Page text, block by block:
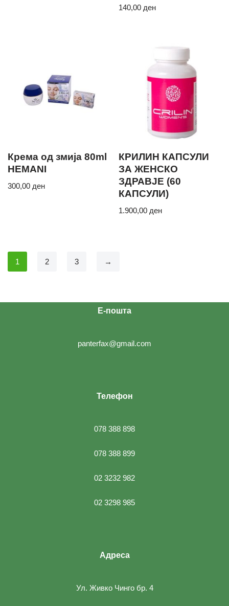
140,00 ден
Крема од змија 80ml
HEMANI
300,00 ден
КРИЛИН КАПСУЛИ
ЗА ЖЕНСКО
ЗДРАВЈЕ (60
КАПСУЛИ)
1.900,00 ден
1 2 3 →
Е-пошта
panterfax@gmail.com
Телефон
078 388 898
078 388 899
02 3232 982
02 3298 985
Адреса
Ул. Живко Чинго бр. 4